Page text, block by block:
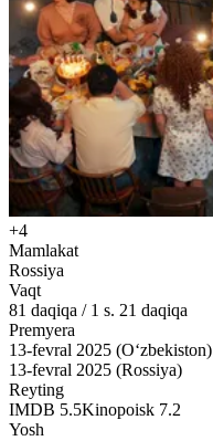
+4
Mamlakat
Rossiya
Vaqt
81 daqiqa / 1 s. 21 daqiqa
Premyera
13-fevral 2025 (O‘zbekiston)
13-fevral 2025 (Rossiya)
Reyting
IMDB 5.5Kinopoisk 7.2
Yosh